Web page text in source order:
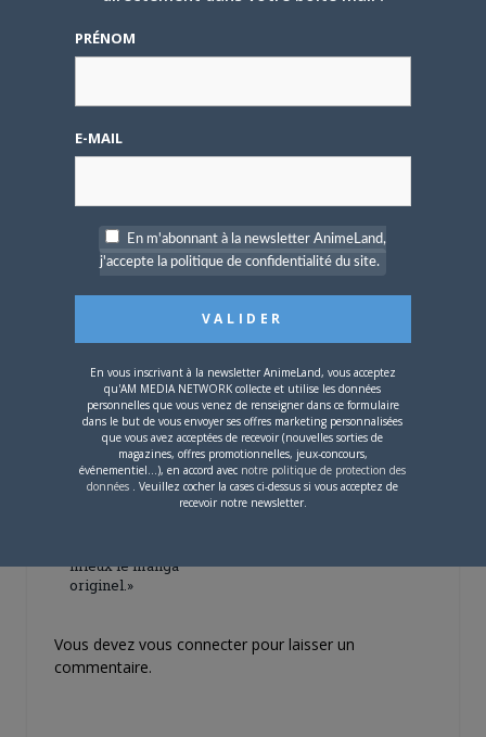
– Spécial Posters est
disponible !
Une nouvelle série TV
Digimon en préparation
pour 2027
4 JUILLET 2026 0
[Entretien] Mokochan : «
Lors des prémices du
mieux le manga
originel.»
Vous devez vous connecter pour laisser un
commentaire.
PRÉNOM
E-MAIL
En m'abonnant à la newsletter AnimeLand,
j'accepte la politique de confidentialité du site.
En vous inscrivant à la newsletter AnimeLand, vous acceptez
qu'AM MEDIA NETWORK collecte et utilise les données
personnelles que vous venez de renseigner dans ce formulaire
dans le but de vous envoyer ses offres marketing personnalisées
que vous avez acceptées de recevoir (nouvelles sorties de
magazines, offres promotionnelles, jeux-concours,
événementiel...), en accord avec notre politique de protection des
données . Veuillez cocher la cases ci-dessus si vous acceptez de
recevoir notre newsletter.